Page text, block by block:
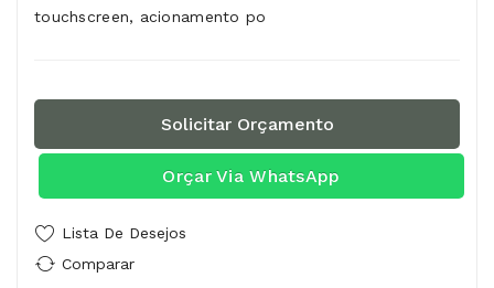
touchscreen, acionamento po
Solicitar Orçamento
Orçar Via WhatsApp
Lista De Desejos
Comparar